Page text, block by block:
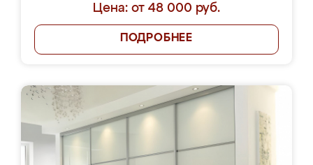
Цена: от 48 000 руб.
ПОДРОБНЕЕ